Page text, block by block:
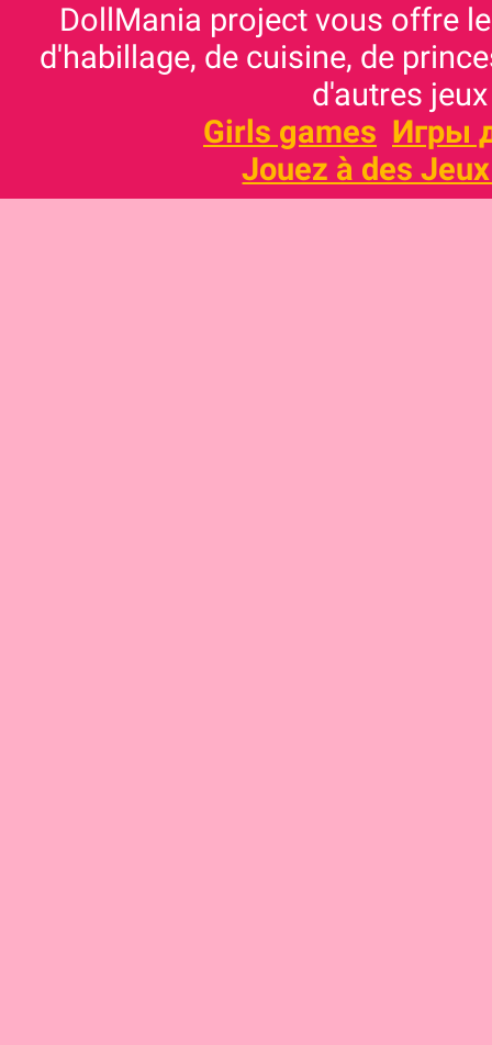
DollMania project vous offre
d'habillage, de cuisine, de
d'autres
Girls games Игры
Jouez à des